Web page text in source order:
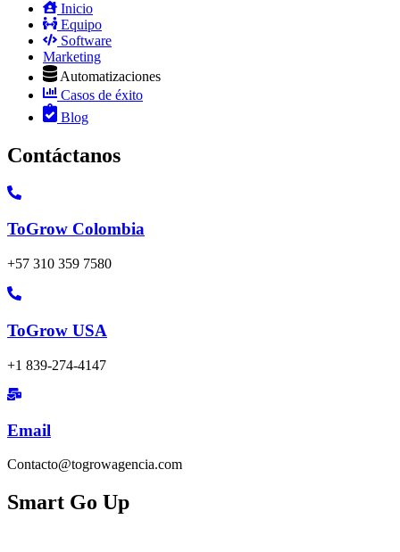
Inicio
Equipo
Software
Marketing
Automatizaciones
Casos de éxito
Blog
Contáctanos
ToGrow Colombia
+57 310 359 7580
ToGrow USA
+1 839-274-4147
Email
Contacto@togrowagencia.com
Smart Go Up